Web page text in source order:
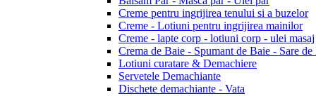
Creme pentru ingrijirea tenului si a buzelor
Creme - Lotiuni pentru ingrijirea mainilor
Creme - lapte corp - lotiuni corp - ulei masaj
Crema de Baie - Spumant de Baie - Sare de
Lotiuni curatare & Demachiere
Servetele Demachiante
Dischete demachiante - Vata